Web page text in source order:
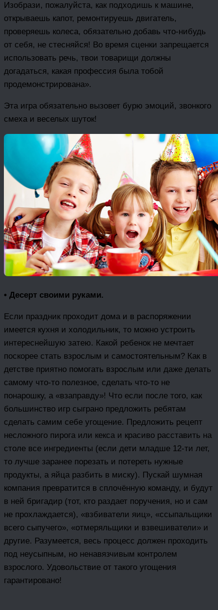
Изобрази, пожалуйста, как подходишь к машине,
открываешь капот, ремонтируешь двигатель,
проверяешь колеса, обязательно добавь что-нибудь
от себя, не стесняйся! Во время сценки запрещается
использовать речь, твои товарищи должны
догадаться, какая профессия была тобой
продемонстрирована».
Эта игра обязательно вызовет бурю эмоций, звонкого
смеха и веселых шуток!
• Десерт своими руками.
Если праздник проходит дома и в распоряжении
имеется кухня и холодильник, то можно устроить
интереснейшую затею. Какой ребенок не мечтает
поскорее стать взрослым и самостоятельным? Как в
детстве приятно помогать взрослым или даже делать
самому что-то полезное, сделать что-то не
понарошку, а «взаправду»! Что если после того, как
большинство игр сыграно предложить ребятам
сделать самим себе угощение. Предложить рецепт
несложного пирога или кекса и красиво расставить на
столе все ингредиенты (если дети младше 12-ти лет,
то лучше заранее порезать и потереть нужные
продукты, а яйца разбить в миску). Пускай шумная
компания превратится в сплочённую команду, и будут
в ней бригадир (тот, кто раздает поручения, но и сам
не прохлаждается), «взбиватели яиц», «ссыпальщики
всего сыпучего», «отмеряльщики и взвешиватели» и
другие. Разумеется, весь процесс должен проходить
под неусыпным, но ненавязчивым контролем
взрослого. Удовольствие от такого угощения
гарантировано!